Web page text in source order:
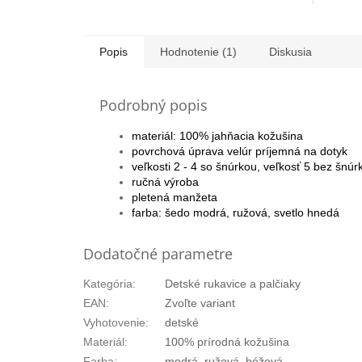
Popis Hodnotenie (1) Diskusia
Podrobný popis
materiál: 100% jahňacia kožušina
povrchová úprava velúr príjemná na dotyk
veľkosti 2 - 4 so šnúrkou, veľkosť 5 bez
ručná výroba
pletená manžeta
farba: šedo modrá, ružová, svetlo hnedá
Dodatočné parametre
Kategória:
Detské rukavice a palčiaky
EAN:
Zvoľte variant
Vyhotovenie:
detské
Materiál:
100% prírodná kožušina